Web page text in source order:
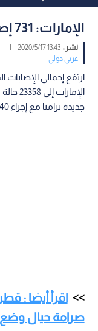
الإمارات: 731 إصابة جديدة بفيروس كورونا
نشر :13:43 2020/5/17
|
عربي دولي
ارتفع إجمالي
جديدة تزامنا مع إجراء 40 ألف فحص يومي.
اقرأ أيضا :
صرامة حيال وضع